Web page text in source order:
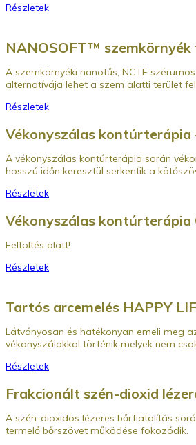
Részletek
NANOSOFT™
A szemkörnyéki nanotűs, NCTF
alternatívája lehet a szem alatti terület
Részletek
Vékonyszálas
A vékonyszálas kontúrterápia során
hosszú időn keresztül serkentik a
Részletek
Vékonyszálas
Feltöltés alatt!
Részletek
Tartós arcemelés HAPPY
Látványosan és hatékonyan emeli meg
vékonyszálakkal történik melyek nem
Részletek
Frakcionált szén-dioxid
A szén-dioxidos lézeres bőrfiatalítás
termelő bőrszövet működése fokozódik.